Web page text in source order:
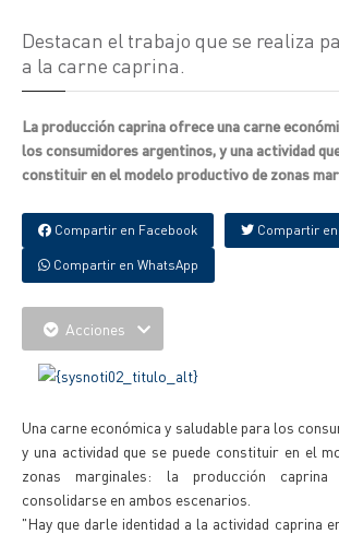
Destacan el trabajo que se realiza
a la carne caprina.
La producción caprina ofrece una carne
los consumidores argentinos, y una actividad
constituir en el modelo productivo de zonas
Compartir en Facebook Compartir en
Compartir en WhatsApp
Acciones
Una carne económica y saludable para los
y una actividad que se puede constituir en el
zonas marginales: la producción
consolidarse en ambos escenarios.
"Hay que darle identidad a la actividad caprina